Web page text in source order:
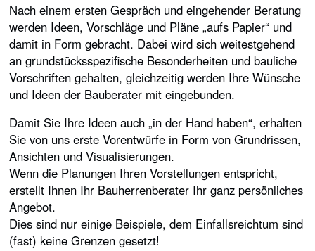
Nach einem ersten Gespräch und eingehender Beratung
werden Ideen, Vorschläge und Pläne „aufs Papier“ und
damit in Form gebracht. Dabei wird sich weitestgehend
an grundstücksspezifische Besonderheiten und bauliche
Vorschriften gehalten, gleichzeitig werden Ihre Wünsche
und Ideen der Bauberater mit eingebunden.
Damit Sie Ihre Ideen auch „in der Hand haben“, erhalten
Sie von uns erste Vorentwürfe in Form von Grundrissen,
Ansichten und Visualisierungen.
Wenn die Planungen Ihren Vorstellungen entspricht,
erstellt Ihnen Ihr Bauherrenberater Ihr ganz persönliches
Angebot.
Dies sind nur einige Beispiele, dem Einfallsreichtum sind
(fast) keine Grenzen gesetzt!